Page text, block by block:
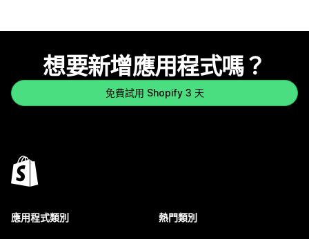
想要新增應用程式嗎？
免費試用 Shopify 3 天
應用程式類別 熱門類別